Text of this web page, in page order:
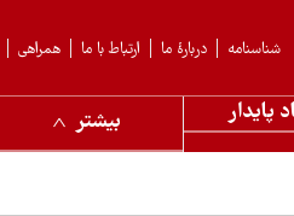
همراهی ارتباط با ما دربارهٔ ما شناسنامه
پایدار بیشتر